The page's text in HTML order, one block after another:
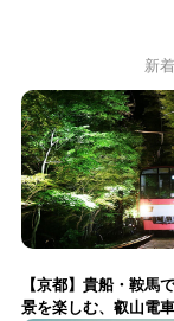
新
【京都】貴船・鞍馬
景を楽しむ、叡山電